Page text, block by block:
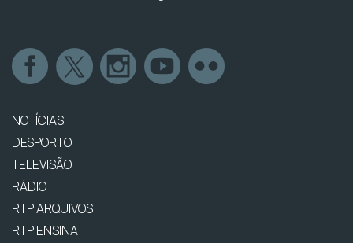
NOTÍCIAS
DESPORTO
TELEVISÃO
RÁDIO
RTP ARQUIVOS
RTP ENSINA